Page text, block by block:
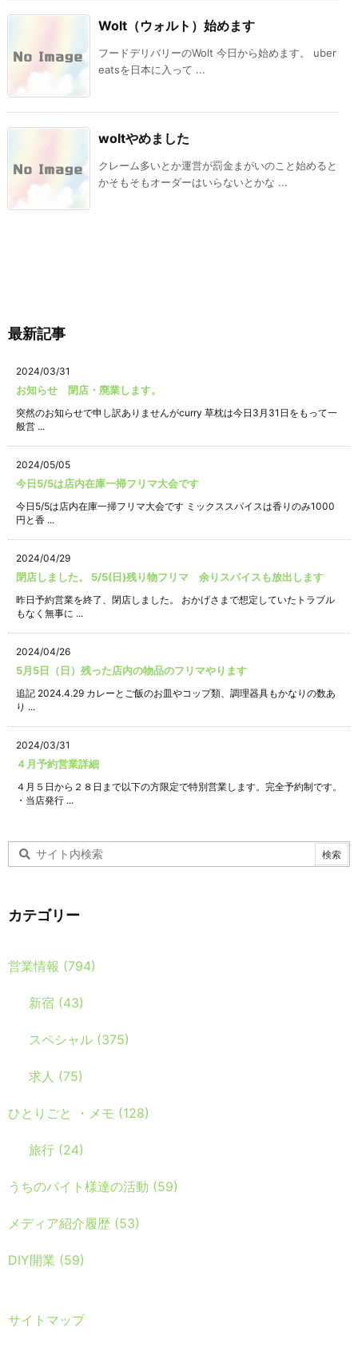
Wolt（ウォルト）始めます
フードデリバリーのWolt 今日から始めます。 uber
eatsを日本に入って ...
woltやめました
クレーム多いとか運営が罰金まがいのこと始めると
かそもそもオーダーはいらないとかな ...
最新記事
2024/03/31
お知らせ 閉店・廃業します。
突然のお知らせで申し訳ありませんがcurry 草枕は今日3月31日をもって一
般営 ...
2024/05/05
今日5/5は店内在庫一掃フリマ大会です
今日5/5は店内在庫一掃フリマ大会です ミックススパイスは香りのみ1000
円と香 ...
2024/04/29
閉店しました。 5/5(日)残り物フリマ 余りスパイスも放出します
昨日予約営業を終了、閉店しました。 おかげさまで想定していたトラブル
もなく無事に ...
2024/04/26
5月5日（日）残った店内の物品のフリマやります
追記 2024.4.29 カレーとご飯のお皿やコップ類、調理器具もかなりの数あ
り ...
2024/03/31
４月予約営業詳細
４月５日から２８日まで以下の方限定で特別営業します。完全予約制です。
・当店発行 ...
カテゴリー
営業情報 (794)
新宿 (43)
スペシャル (375)
求人 (75)
ひとりごと ・メモ (128)
旅行 (24)
うちのバイト様達の活動 (59)
メディア紹介履歴 (53)
DIY開業 (59)
サイトマップ